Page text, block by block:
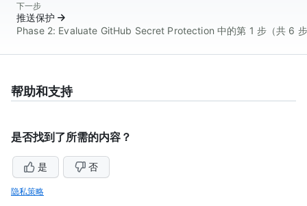
下一步
推送保护
Phase 2: Evaluate GitHub Secret Protection 中的第 1 步（共 6
帮助和支持
是否找到了所需的内容？
是 否
隐私策略